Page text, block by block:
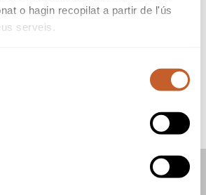
o hagin recopilat a partir de l'ús
serveis.